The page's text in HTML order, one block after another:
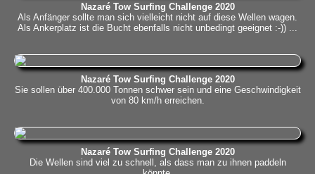
Nazaré Tow Surfing Challenge 2020
Als Anfänger sollte man sich vielleicht nicht auf diese Wellen wagen.
Als Ankerplatz ist die Bucht ebenfalls nicht unbedingt geeignet :-)) ...
Nazaré Tow Surfing Challenge 2020
Sie sollen über 400.000 Tonnen schwer sein und eine Geschwindigkeit
von 80 km/h erreichen.
Nazaré Tow Surfing Challenge 2020
Die Wellen sind viel zu schnell, als dass man zu ihnen paddeln